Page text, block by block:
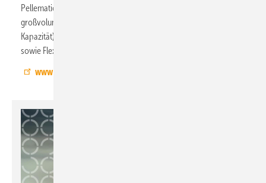
Pellematic Smart XS (10–12 kW) mit ZeroFlame sowie zwei neue
großvolumige Gewebetanks: XXL Flexilo Compact (12,5 t
Kapazität) für große Wohnhäuser und Gewerbebauten
sowie Flexilo Outdoor (6,5 t Kapazität) für den Außenbereich.
www.oekofen.de